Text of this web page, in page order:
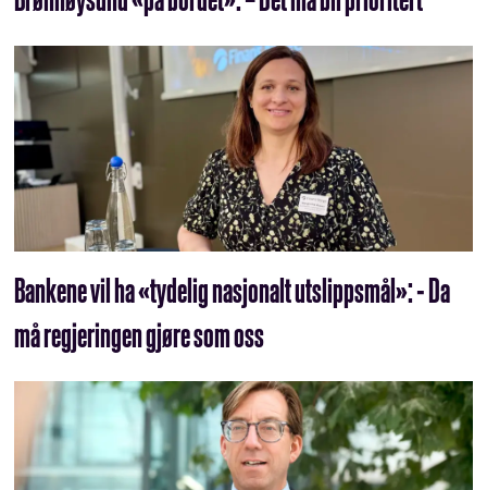
Bankene vil ha «tydelig nasjonalt utslippsmål»: - Da
må regjeringen gjøre som oss